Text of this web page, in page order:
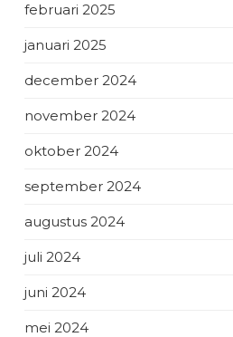
februari 2025
januari 2025
december 2024
november 2024
oktober 2024
september 2024
augustus 2024
juli 2024
juni 2024
mei 2024